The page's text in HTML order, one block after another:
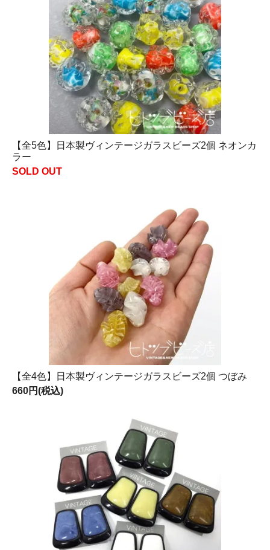
【全5色】日本製ヴィンテージガラスビーズ2個 ネオンカ
ラー
SOLD OUT
【全4色】日本製ヴィンテージガラスビーズ2個 つぼみ
660円(税込)